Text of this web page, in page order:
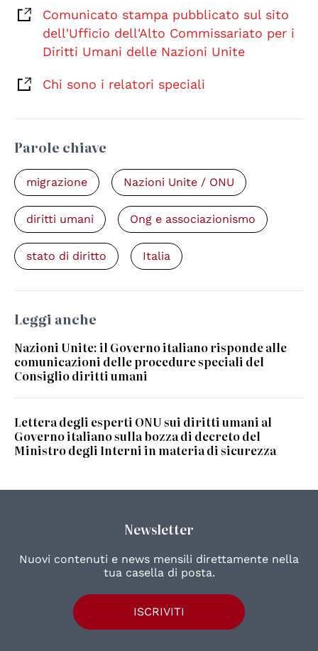
Comunicato stampa pubblicato sul sito
dell'Ufficio dell'Alto Commissariato per i
Diritti Umani delle Nazioni Unite
Chi sono i relatori speciali
Parole chiave
migrazione Nazioni Unite / ONU
diritti umani Ong e associazionismo
stato di diritto Italia
Leggi anche
Nazioni Unite: il Governo italiano risponde alle
comunicazioni delle procedure speciali del
Consiglio diritti umani
Lettera degli esperti ONU sui diritti umani al
Governo italiano sulla bozza di decreto del
Ministro degli Interni in materia di sicurezza
Newsletter
Nuovi contenuti e news mensili direttamente nella
tua casella di posta.
ISCRIVITI